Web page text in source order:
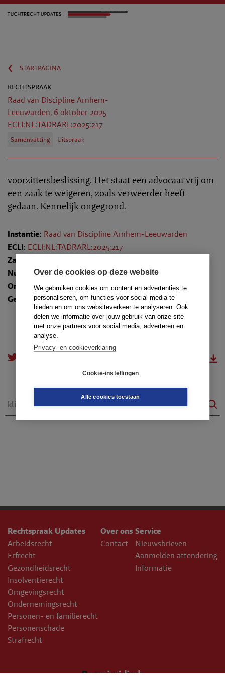
Over de cookies op deze website
We gebruiken cookies om content en advertenties te
personaliseren, om functies voor social media te
bieden en om ons websiteverkeer te analyseren. Ook
delen we informatie over jouw gebruik van onze site
met onze partners voor social media, adverteren en
analyse.
Privacy- en cookieverklaring
Cookie-instellingen
Alle cookies toestaan
‹
startpagina
rechtspraak
Raad van Discipline Arnhem-
Leeuwarden, 6 oktober 2025
ECLI:NL:TADRARL:2025:217
Samenvatting Uitspraak
voorzittersbeslissing. Het staat een advocaat vrij om
een zaak te weigeren, zoals verweerder heeft
gedaan. Kennelijk ongegrond.
Instantie: Raad van Discipline Arnhem-Leeuwarden
ECLI: ECLI:NL:TADRARL:2025:217
Zaaknummer
Nummer: TR-2025-0892
Onderwerpen:2.1. Zorg voor de cliënt
Gedragsregels: art. 10a lid 1, kernwaarden
Rechtspraak Updates
Arbeidsrecht
Erfrecht
Gezondheidsrecht
Insolventierecht
Omgevingsrecht
Ondernemingsrecht
Personen- en familierecht
Personenschade
Strafrecht
Over ons
Contact
Service
Nieuwsbrieven
Aanmelden attendering
Informatie